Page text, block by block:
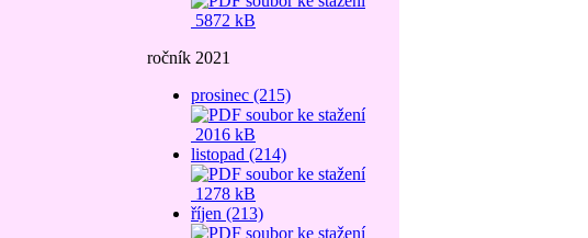
5872 kB
ročník 2021
prosinec (215)
2016 kB
listopad (214)
1278 kB
říjen (213)